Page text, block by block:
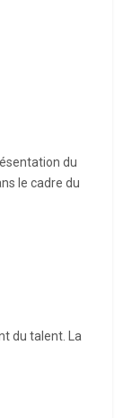
du
le cadre du
du talent. La